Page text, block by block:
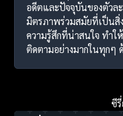
อดีตและปัจจุบันของตัวล
มิตรภาพร่วมสมัยที่เป็นสิ่
ความรู้สึกที่น่าสนใจ ทำ
ติดตามอย่างมากในทุกๆ
ซี